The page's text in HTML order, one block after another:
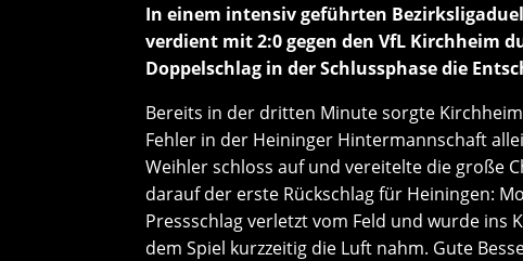
In einem intensiv geführten
verdient mit 2:0 gegen den VfL Kirchheim
Doppelschlag in der Schlussphase die
Bereits in der dritten Minute sorgte
Fehler in der Heininger Hintermannschaft
Weihler schloss auf und vereitelte die große
darauf der erste Rückschlag für Heiningen:
Pressschlag verletzt vom Feld und wurde ins
dem Spiel kurzzeitig die Luft nahm. Gute